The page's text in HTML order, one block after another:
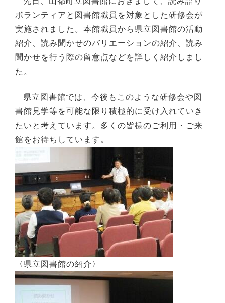
ボランティアと図書館職員を対象とした研修会が
実施されました。本館職員から県立図書館の活動
紹介、読み聞かせのバリエーションの紹介、読み
聞かせを行う際の留意点などを詳しく紹介しまし
た。
県立図書館では、今後もこのような研修会や図
書館見学等を可能な限り積極的に受け入れていき
たいと考えています。多くの皆様のご利用・ご来
館をお待ちしています。
〈県立図書館の紹介〉